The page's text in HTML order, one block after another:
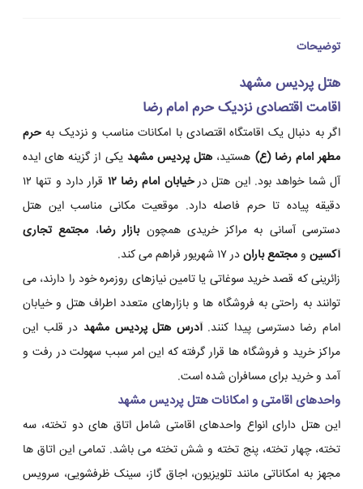
توضیحات
هتل پردیس مشهد
اقامت اقتصادی نزدیک حرم امام رضا
اگر به دنبال یک اقامتگاه اقتصادی با امکانات مناسب و نزدیک به حرم
مطهر امام رضا (ع) هستید، هتل پردیس مشهد یکی از گزینه های ایده
آل شما خواهد بود. این هتل درخیابان امام رضا ۱۲
قرار دارد و تنها ۱۲
دقیقه پیاده تا حرم فاصله دارد. موقعیت مکانی مناسب این هتل
دسترسی آسانی به مراکز خریدی همچونبازار رضا، مجتمع تجاری
آکسین و مجتمع باراندر ۱۷ شهریور فراهم می کند.
زائرینی که قصد خرید سوغاتی یا تامین نیازهای روزمره خود را دارند، می
توانند به راحتی به فروشگاه ها و بازارهای متعدد اطراف هتل و خیابان
امام رضا دسترسی پیدا کنند.آدرس هتل پردیس مشهد در قلب این
مراکز خرید و فروشگاه ها قرار گرفته که این امر سبب سهولت در رفت و
آمد و خرید برای مسافران شده است.
واحدهای اقامتی و امکانات هتل پردیس مشهد
این هتل دارای انواع واحدهای اقامتی شامل اتاق های دو تخته، سه
تخته، چهار تخته، پنج تخته و شش تخته می باشد. تمامی این اتاق ها
مجهز به امکاناتی مانند تلویزیون، اجاق گاز، سینک ظرفشویی، سرویس